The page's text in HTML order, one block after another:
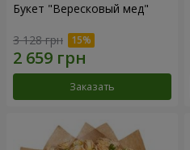
Букет "Вересковый мед"
3 128 грн
Заказать